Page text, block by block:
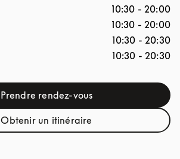
10:30 - 20:00
10:30 - 20:00
10:30 - 20:30
10:30 - 20:30
Prendre rendez-vousLink Opens in New Tab
Obtenir un itinéraireLink Opens in New Tab